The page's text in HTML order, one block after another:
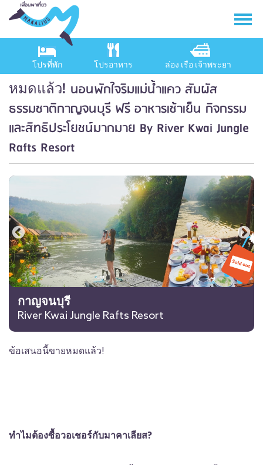
โปรที่พัก โปรอาหาร ล่อง เรือ เจ้าพระยา
หมดแล้ว! นอนพักใจริมแม่น้ำแคว สัมผัส
ธรรมชาติกาญจนบุรี ฟรี อาหารเช้าเย็น กิจกรรม
และสิทธิประโยชน์มากมาย By River Kwai Jungle
Rafts Resort
กาญจนบุรี
River Kwai Jungle Rafts Resort
ข้อเสนอนี้ขายหมดแล้ว!
ทำไมต้องซื้อวอเชอร์กับมาคาเลียส?